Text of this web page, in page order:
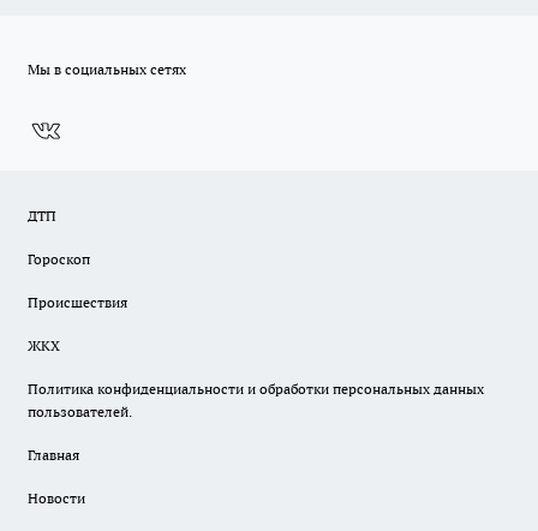
Мы в социальных сетях
ДТП
Гороскоп
Происшествия
ЖКХ
Политика конфиденциальности и обработки персональных данных
пользователей.
Главная
Новости